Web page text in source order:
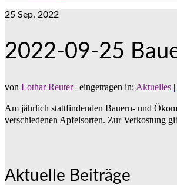
25 Sep. 2022
2022-09-25
von Lothar Reuter | eingetragen in: Aktuelles |
Am jährlich stattfindenden Bauern- und
verschiedenen Apfelsorten. Zur Verkostung
Aktuelle Beiträge